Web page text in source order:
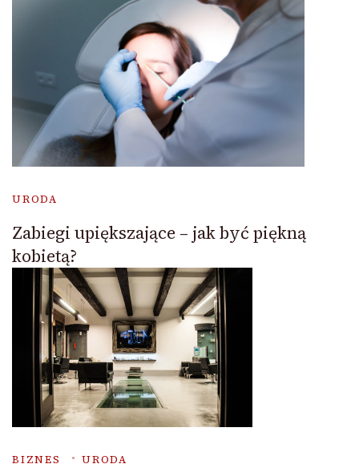
URODA
Zabiegi upiększające – jak być piękną
kobietą?
BIZNES URODA